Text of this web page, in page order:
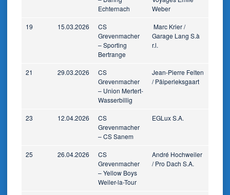
Echternach
Weber
19 15.03.2026
CS
Grevenmacher
– Sporting
Bertrange
Marc Krier /
Garage Lang S.à
r.l.
21 29.03.2026
CS
Grevenmacher
– Union Mertert-
Wasserbillig
Jean-Pierre Felten
/ Päiperleksgaart
23 12.04.2026
CS
Grevenmacher
– CS Sanem
EGLux S.A.
25 26.04.2026
CS
Grevenmacher
– Yellow Boys
Weiler-la-Tour
André Hochweiler
/ Pro Dach S.A.